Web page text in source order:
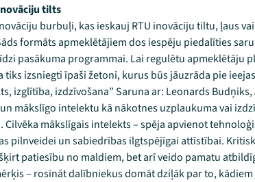
tilts
burbuļi, kas ieskauj RTU inovāciju tiltu, ļaus
formāts apmeklētājiem dos iespēju piedalīties
pasākuma programmai. Lai regulētu apmeklētāju
tiks izsniegti īpaši žetoni, kurus būs jāuzrāda pie
izglītība, izdzīvošana” Saruna ar: Leonards
mākslīgo intelektu kā nākotnes uzplaukuma vai
mākslīgais intelekts – spēja apvienot
pilnveidei un sabiedrības ilgtspējīgai attīstībai.
patiesību no maldiem, bet arī veido pamatu
– rosināt dalībniekus domāt dziļāk par to,